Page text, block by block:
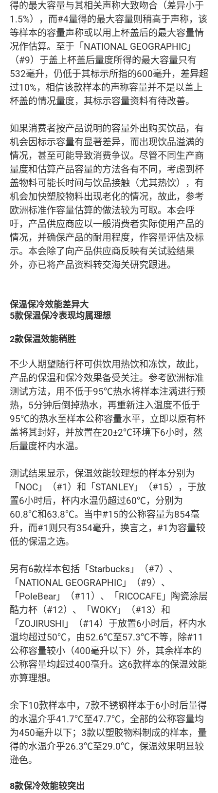
得的最大容量与其相关声称大致吻合（差异小于
1.5%），而#4量得的最大容量则稍高于声称，该
等样本的容量声称或以用上杯盖后的最大容量情
况作估算。至于「NATIONAL GEOGRAPHIC」
（#9）于盖上杯盖后量度所得的最大容量只有
532毫升，仍低于其标示所指的600毫升，差异超
过10%，相信该款样本的声称容量并不是以盖上
杯盖的情况量度，其标示容量资料有待改善。
如果消费者按产品说明的容量外出购买饮品，有
机会因标示容量有显著差异，而出现饮品溢满的
情况，甚至可能导致消费争议。尽管不同生产商
量度和估算产品容量的方法各有不同，考虑到杯
盖物料可能长时间与饮品接触（尤其热饮），有
机会加快塑胶物料出现老化的情况，故此，参考
欧洲标准作容量估算的做法较为可取。本会呼
吁，产品供应商应以一般消费者实际使用产品的
情况，并确保产品的耐用程度，作容量评估及标
示。本会除了向产品供应商反映有关试验结果
外，亦已将产品资料转交海关研究跟进。
保温保冷效能差异大
5款保温保冷表现均属理想
2款保温效能稍胜
不少人期望随行杯可供饮用热饮和冻饮，故此，
产品的保温和保冷效果备受关注。参考欧洲标准
测试方法，用不低于95℃热水将样本注满进行预
热，5分钟后倒掉热水，再重新注入温度不低于
95℃的热水至样本公称容量水平，立即以原有杯
盖将其封好，并放置在20±2℃环境下6小时，然
后量度杯内水温。
测试结果显示，保温效能较理想的样本分别为
「NOC」（#1）和「STANLEY」（#15），于放
置6小时后，杯内水温仍超过60℃，分别为
60.8℃和63.8℃。当中#15的公称容量为854毫
升，而#1则只有354毫升，换言之，#1为容量较
低的保温之选。
另有6款样本包括「Starbucks」（#7）、
「NATIONAL GEOGRAPHIC」（#9）、
「PoleBear」（#11）、「RICOCAFE」陶瓷涂层
酷力杯（#12）、「WOKY」（#13）和
「ZOJIRUSHI」（#14）于放置6小时后，杯内水
温均超过50℃，由52.6℃至57.3℃不等，除#11
公称容量较小（400毫升以下）外，其余样本的
公称容量均超过400毫升。这6款样本的保温效能
亦算理想。
余下10款样本中，7款不锈钢样本于6小时后量得
的水温介乎41.7℃至47.7℃，全部的公称容量均
为450毫升以下；3款以塑胶物料制成的样本，量
得的水温介乎26.3℃至29.0℃，保温效果明显较
逊色。
8款保冷效能较突出